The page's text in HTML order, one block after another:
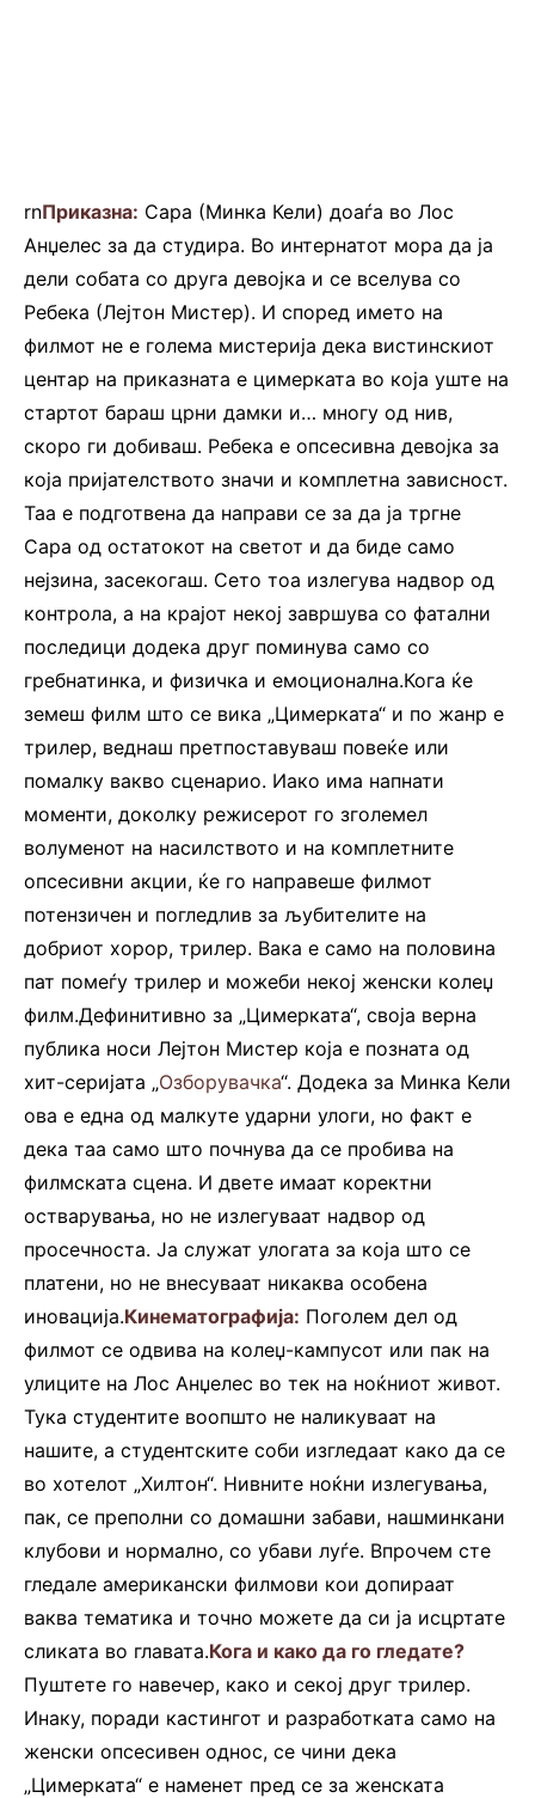
rnПриказна: Сара (Минка Кели) доаѓа во Лос
Анџелес за да студира. Во интернатот мора да ја
дели собата со друга девојка и се вселува со
Ребека (Лејтон Мистер). И според името на
филмот не е голема мистерија дека вистинскиот
центар на приказната е цимерката во која уште на
стартот бараш црни дамки и… многу од нив,
скоро ги добиваш. Ребека е опсесивна девојка за
која пријателството значи и комплетна зависност.
Таа е подготвена да направи се за да ја тргне
Сара од остатокот на светот и да биде само
нејзина, засекогаш. Сето тоа излегува надвор од
контрола, а на крајот некој завршува со фатални
последици додека друг поминува само со
гребнатинка, и физичка и емоционална.Кога ќе
земеш филм што се вика „Цимерката“ и по жанр е
трилер, веднаш претпоставуваш повеќе или
помалку вакво сценарио. Иако има напнати
моменти, доколку режисерот го зголемел
волуменот на насилството и на комплетните
опсесивни акции, ќе го направеше филмот
потензичен и погледлив за љубителите на
добриот хорор, трилер. Вака е само на половина
пат помеѓу трилер и можеби некој женски колеџ
филм.Дефинитивно за „Цимерката“, своја верна
публика носи Лејтон Мистер која е позната од
хит-серијата „Озборувачка“. Додека за Минка Кели
ова е една од малкуте ударни улоги, но факт е
дека таа само што почнува да се пробива на
филмската сцена. И двете имаат коректни
остварувања, но не излегуваат надвор од
просечноста. Ја служат улогата за која што се
платени, но не внесуваат никаква особена
иновација.Кинематографија: Поголем дел од
филмот се одвива на колеџ-кампусот или пак на
улиците на Лос Анџелес во тек на ноќниот живот.
Тука студентите воопшто не наликуваат на
нашите, а студентските соби изгледаат како да се
во хотелот „Хилтон“. Нивните ноќни излегувања,
пак, се преполни со домашни забави, нашминкани
клубови и нормално, со убави луѓе. Впрочем сте
гледале американски филмови кои допираат
ваква тематика и точно можете да си ја исцртате
сликата во главата.Кога и како да го гледате?
Пуштете го навечер, како и секој друг трилер.
Инаку, поради кастингот и разработката само на
женски опсесивен однос, се чини дека
„Цимерката“ е наменет пред се за женската